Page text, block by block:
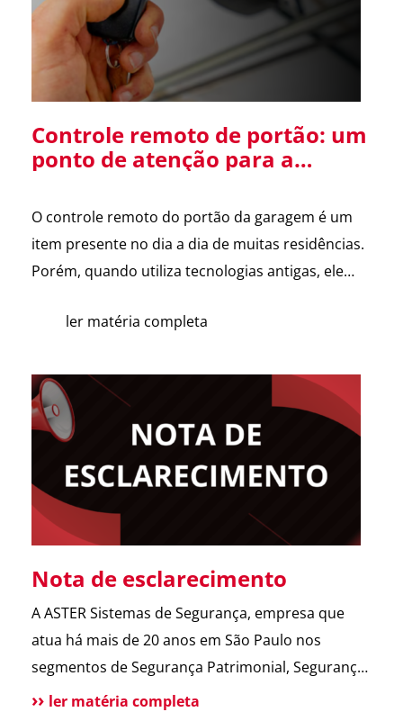
Controle remoto de portão: um
ponto de atenção para a
O controle remoto do portão da garagem é um
item presente no dia a dia de muitas residências.
Porém, quando utiliza tecnologias antigas, ele
segurança. Alguns sistemas de portões
seja, o controle envia sempre o mesmo sinal para
abrir o portão. Esse […]
ler matéria completa
Nota de esclarecimento
A ASTER Sistemas de Segurança, empresa que
atua há mais de 20 anos em São Paulo nos
segmentos de Segurança Patrimonial, Segurança
Pessoal, Portaria e Facilities, vem a público
ler matéria completa